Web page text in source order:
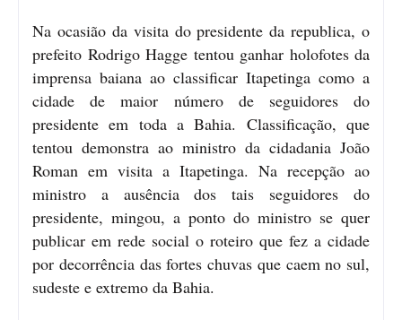
Na ocasião da visita do presidente da republica, o
prefeito Rodrigo Hagge tentou ganhar holofotes da
imprensa baiana ao classificar Itapetinga como a
cidade de maior número de seguidores do
presidente em toda a Bahia. Classificação, que
tentou demonstra ao ministro da cidadania João
Roman em visita a Itapetinga. Na recepção ao
ministro a ausência dos tais seguidores do
presidente, mingou, a ponto do ministro se quer
publicar em rede social o roteiro que fez a cidade
por decorrência das fortes chuvas que caem no sul,
sudeste e extremo da Bahia.